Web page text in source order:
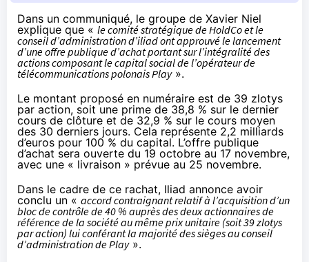
Dans un communiqué, le groupe de Xavier Niel
explique que « le comité stratégique de HoldCo et le
conseil d’administration d’iliad ont approuvé le lancement
d’une offre publique d’achat portant sur l’intégralité des
actions composant le capital social de l’opérateur de
télécommunications polonais Play».
Le montant proposé en numéraire est de 39 zlotys
par action, soit une prime de 38,8 % sur le dernier
cours de clôture et de 32,9 % sur le cours moyen
des 30 derniers jours. Cela représente 2,2 milliards
d’euros pour 100 % du capital. L’offre publique
d’achat sera ouverte du 19 octobre au 17 novembre,
avec une « livraison » prévue au 25 novembre.
Dans le cadre de ce rachat, Iliad annonce avoir
conclu un « accord contraignant relatif à l’acquisition d’un
bloc de contrôle de 40 % auprès des deux actionnaires de
référence de la société au même prix unitaire (soit 39 zlotys
par action) lui conférant la majorité des sièges au conseil
d’administration de Play».